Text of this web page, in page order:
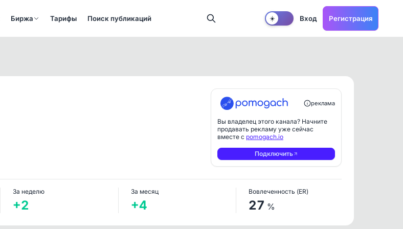
Биржа Тарифы Поиск публикаций ☀️ Вход Регистрация
реклама
Вы владелец этого канала? Начните
продавать рекламу уже сейчас
вместе с pomogach.io
Подключить
За неделю
+2
За месяц
+4
Вовлеченность (ER)
27 %